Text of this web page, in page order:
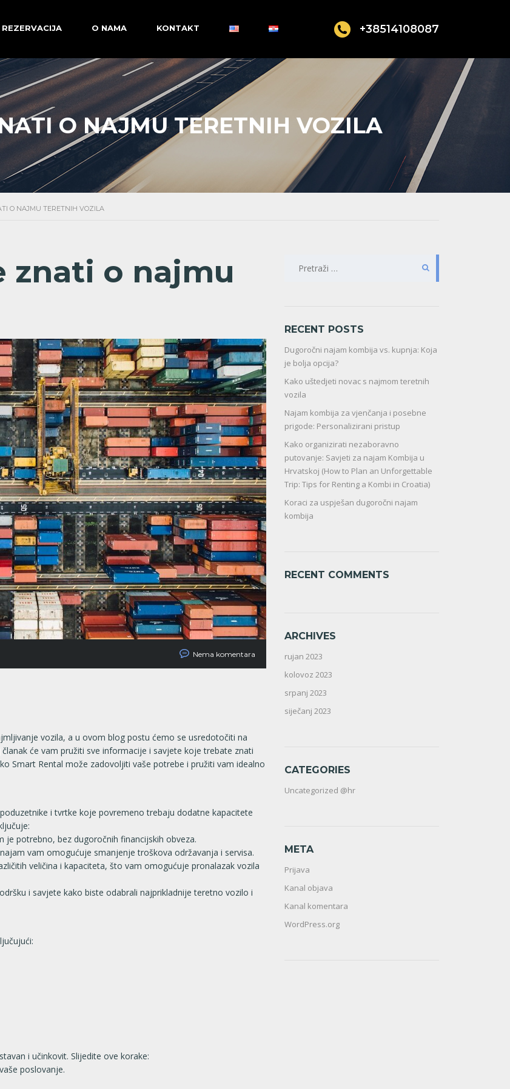
+38514108087
REZERVACIJA O NAMA KONTAKT
O NAJMU TERETNIH VOZILA
O NAJMU TERETNIH VOZILA
znati o najmu
Nema komentara
vozila, a u ovom blog postu ćemo se usredotočiti na
će vam pružiti sve informacije i savjete koje trebate znati
Smart Rental može zadovoljiti vaše potrebe i pružiti vam idealno
i tvrtke koje povremeno trebaju dodatne kapacitete
potrebno, bez dugoročnih financijskih obveza.
vam omogućuje smanjenje troškova održavanja i servisa.
veličina i kapaciteta, što vam omogućuje pronalazak vozila
i savjete kako biste odabrali najprikladnije teretno vozilo i
i učinkovit. Slijedite ove korake:
poslovanje.
PRETRAŽI:
RECENT POSTS
Dugoročni najam kombija vs. kupnja: Koja
je bolja opcija?
Kako uštedjeti novac s najmom teretnih
vozila
Najam kombija za vjenčanja i posebne
prigode: Personalizirani pristup
Kako organizirati nezaboravno
putovanje: Savjeti za najam Kombija u
Hrvatskoj (How to Plan an Unforgettable
Trip: Tips for Renting a Kombi in Croatia)
Koraci za uspješan dugoročni najam
kombija
RECENT COMMENTS
ARCHIVES
rujan 2023
kolovoz 2023
srpanj 2023
siječanj 2023
CATEGORIES
Uncategorized @hr
META
Prijava
Kanal objava
Kanal komentara
WordPress.org